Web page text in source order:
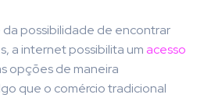
possibilidade de encontrar
a internet possibilita umacesso
opções de maneira
que o comércio tradicional